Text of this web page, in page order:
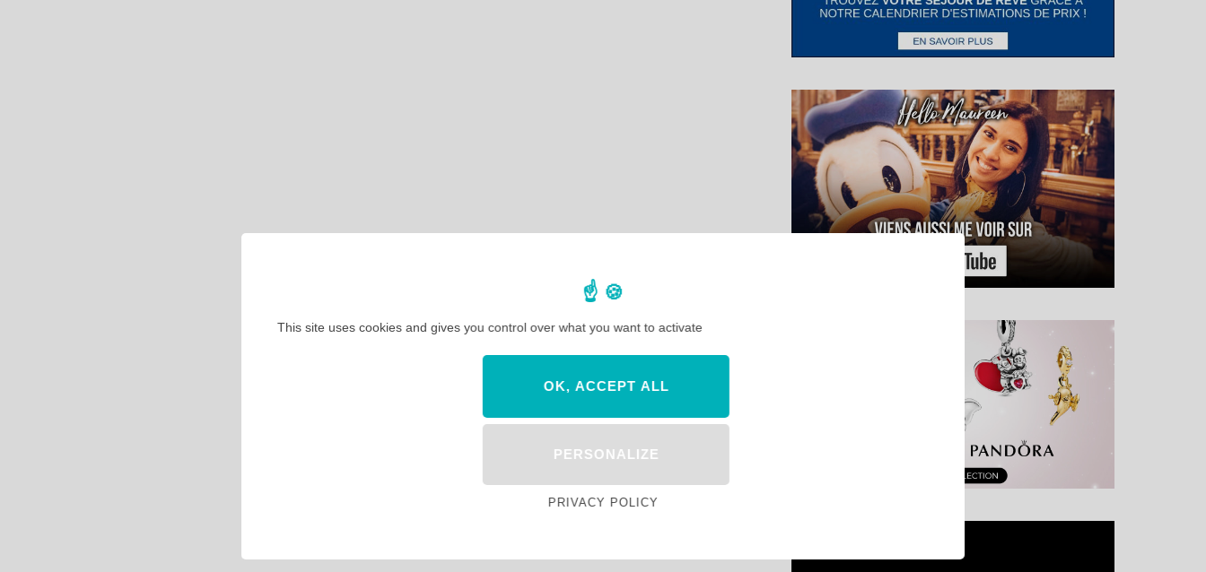
This site uses cookies and gives you control over what you want to activate
OK, ACCEPT ALL
PERSONALIZE
PRIVACY POLICY